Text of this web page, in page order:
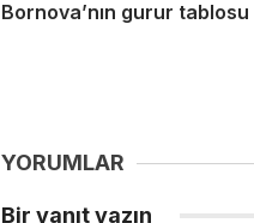
Bornova’nın gurur tablosu
YORUMLAR
Bir yanıt yazın